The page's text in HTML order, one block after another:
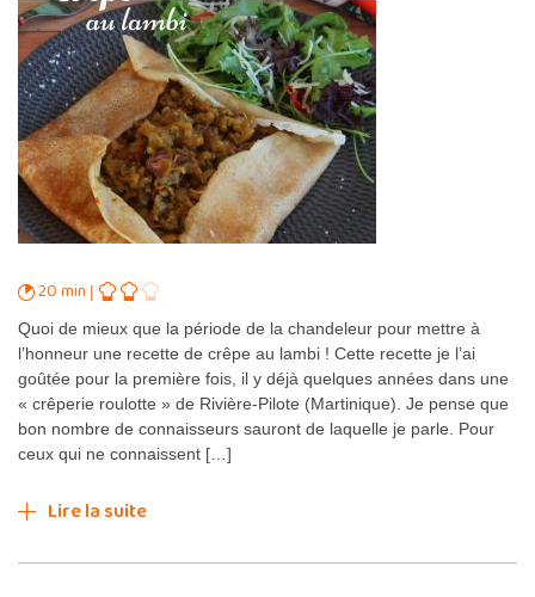
20 min
Quoi de mieux que la période de la chandeleur pour mettre à
l’honneur une recette de crêpe au lambi ! Cette recette je l’ai
goûtée pour la première fois, il y déjà quelques années dans une
« crêperie roulotte » de Rivière-Pilote (Martinique). Je pense que
bon nombre de connaisseurs sauront de laquelle je parle. Pour
ceux qui ne connaissent […]
Lire la suite